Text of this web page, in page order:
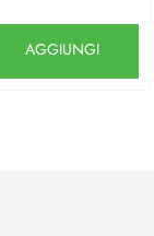
AGGIUNGI